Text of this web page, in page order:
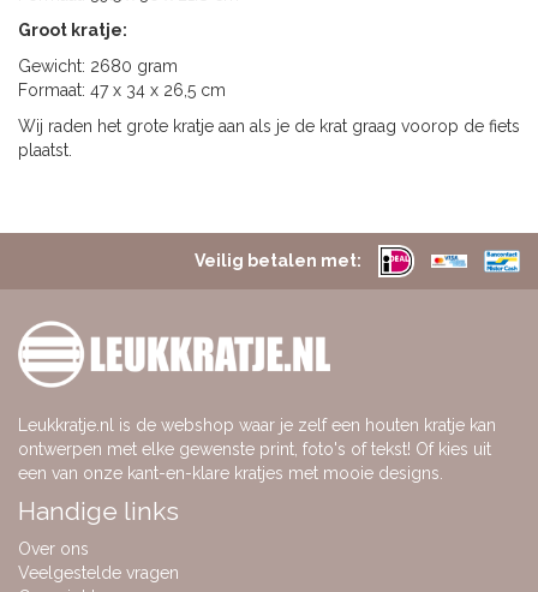
Groot kratje:
Gewicht: 2680 gram
Formaat: 47 x 34 x 26,5 cm
Wij raden het grote kratje aan als je de krat graag voorop de fiets
plaatst.
Veilig betalen met:
Leukkratje.nl is de webshop waar je zelf een houten kratje kan
ontwerpen met elke gewenste print, foto's of tekst! Of kies uit
een van onze kant-en-klare kratjes met mooie designs.
Handige links
Over ons
Veelgestelde vragen